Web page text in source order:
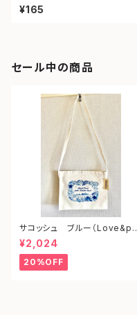
ェイ）
¥165
セール中の商品
サコッシュ ブルー（Love&pe
ace from shonan)
¥2,024
20%OFF